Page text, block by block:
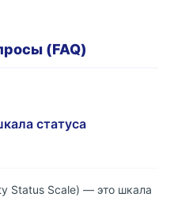
(FAQ)
статуса
Status Scale) — это шкала